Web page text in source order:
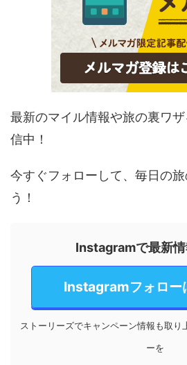
最新のマイル情報や旅の裏ワ
信中！
今すぐフォローして、毎日の
う！
Instagramで最新
Instagramフォロー
ストーリーズでキャンペーン情報も取り
ーを